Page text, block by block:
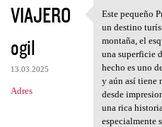
VIAJERO
ogil
13.03.2025
Adres
Este
Este pequeño
un destino
montaña, el
una superficie
hecho es uno
y aún así tiene
desde
una rica
especialmente